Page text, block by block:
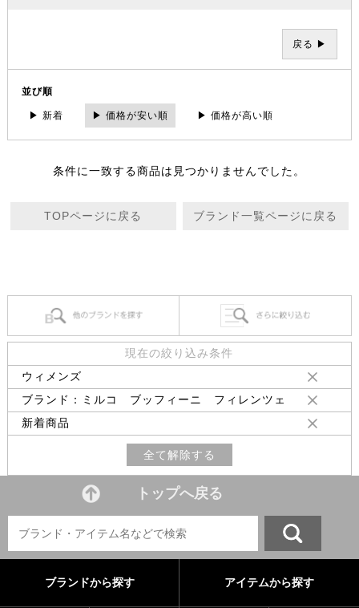
戻る ▶
並び順
▶ 新着 ▶ 価格が安い順 ▶ 価格が高い順
条件に一致する商品は見つかりませんでした。
TOPページに戻る ブランド一覧ページに戻る
現在の絞り込み条件
ウィメンズ
ブランド：ミルコ ブッフィーニ フィレンツェ
新着商品
全て解除する
トップへ戻る
ブランドから探す アイテムから探す